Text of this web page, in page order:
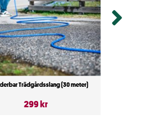
Trädgårdsslang (30 meter)
299 kr